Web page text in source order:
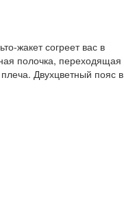
жакет согреет вас в
полочка, переходящая
Двухцветный пояс в